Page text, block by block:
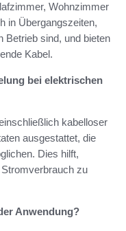
Wohnzimmer
in Übergangszeiten,
Betrieb sind, und bieten
Kabel.
bei elektrischen
kabelloser
ausgestattet, die
Dies hilft,
zu
Anwendung?